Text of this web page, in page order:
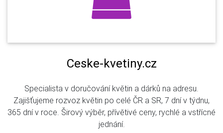
Ceske-kvetiny.cz
Specialista v doručování květin a dárků na adresu.
Zajišťujeme rozvoz květin po celé ČR a SR, 7 dní v týdnu,
365 dní v roce. Širový výběr, přívětivé ceny, rychlé a vstřícné
jednání.